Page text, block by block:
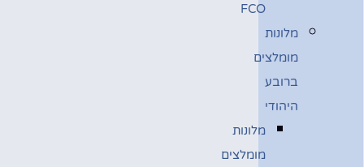
FCO
מלונות
מומלצים
ברובע
היהודי
מלונות
מומלצים